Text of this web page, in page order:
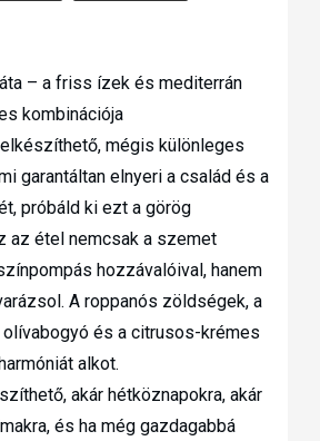
– a friss ízek és mediterrán
kombinációja
mégis különleges
garantáltan elnyeri a család és a
próbáld ki ezt a görög
az étel nemcsak a szemet
hozzávalóival, hanem
A roppanós zöldségek, a
és a citrusos-krémes
alkot.
akár hétköznapokra, akár
és ha még gazdagabbá